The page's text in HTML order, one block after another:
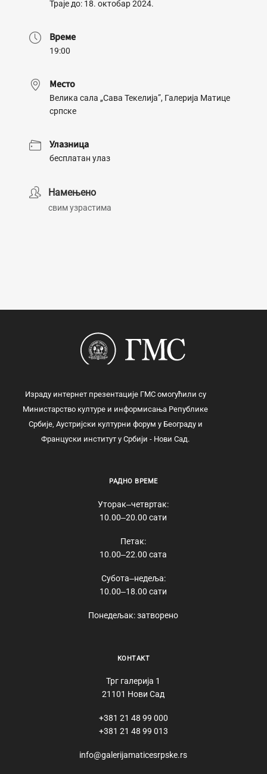
Траје до: 18. октобар 2024.
Време
19:00
Место
Велика сала „Сава Текелија”, Галерија Матице
српске
Улазница
бесплатан улаз
Намењено
свим узрастима
Израду интернет презентације ГМС омогућили су
Министарство културе и информисања Републике
Србије, Аустријски културни форум у Београду и
Француски институт у Србији - Нови Сад.
РАДНО ВРЕМЕ
Уторак‒четвртак:
10.00‒20.00 сати
Петак:
10.00‒22.00 сата
Субота‒недеља:
10.00‒18.00 сати
Понедељак: затворено
КОНТАКТ
Трг галерија 1
21101 Нови Сад
+381 21 48 99 000
+381 21 48 99 013
info@galerijamaticesrpske.rs